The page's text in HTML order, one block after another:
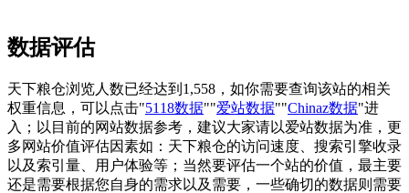
数据评估
天下粮仓浏览人数已经达到1,558，如你需要查询该站的相关
权重信息，可以点击"5118数据""爱站数据""Chinaz数据"进
入；以目前的网站数据参考，建议大家请以爱站数据为准，更
多网站价值评估因素如：天下粮仓的访问速度、搜索引擎收录
以及索引量、用户体验等；当然要评估一个站的价值，最主要
还是需要根据您自身的需求以及需要，一些确切的数据则需要